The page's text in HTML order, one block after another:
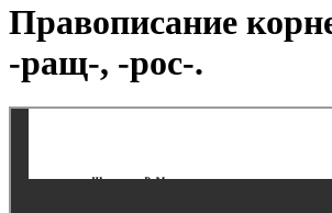
Правописание
-ращ-, -рос-.